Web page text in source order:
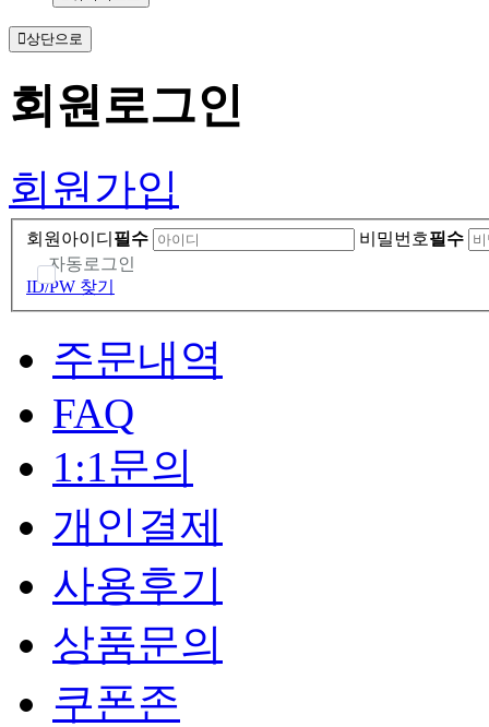
상단으로
회원 로그인
회원가입
회원아이디 필수 비밀번호필수
자동로그인
ID/PW 찾기
주문내역
FAQ
1:1문의
개인결제
사용후기
상품문의
쿠폰존